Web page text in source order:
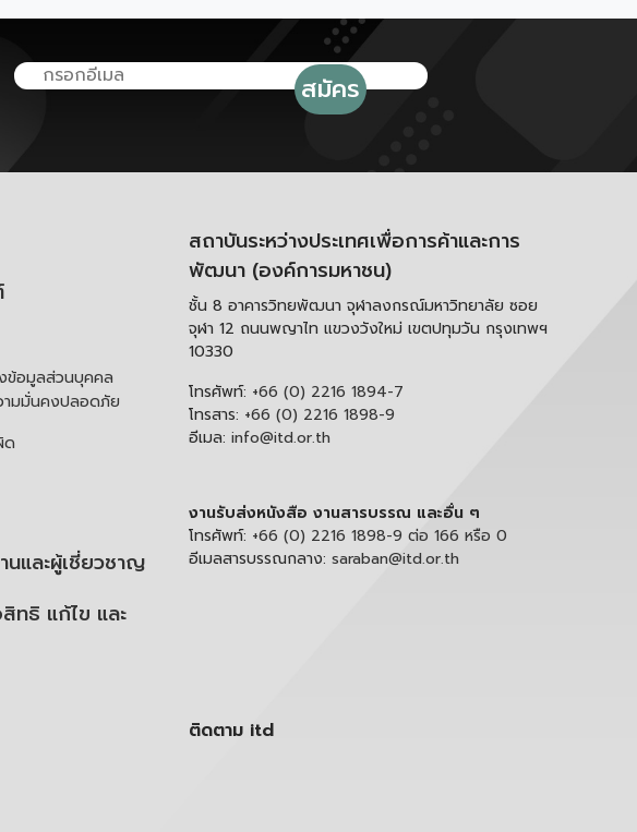
ข้อมูลส่วนบุคคล
ามมั่นคงปลอดภัย
ด
และผู้เชี่ยวชาญ
ทธิ แก้ไข และ
สถาบันระหว่างประเทศเพื่อการค้าและการ
พัฒนา (องค์การมหาชน)
ชั้น 8 อาคารวิทยพัฒนา จุฬาลงกรณ์มหาวิทยาลัย ซอย
จุฬา 12 ถนนพญาไท แขวงวังใหม่ เขตปทุมวัน กรุงเทพฯ
10330
โทรศัพท์: +66 (0) 2216 1894-7
โทรสาร: +66 (0) 2216 1898-9
อีเมล: info@itd.or.th
งานรับส่งหนังสือ งานสารบรรณ และอื่น ๆ
โทรศัพท์: +66 (0) 2216 1898-9 ต่อ 166 หรือ 0
อีเมลสารบรรณกลาง: saraban@itd.or.th
ติดตาม itd